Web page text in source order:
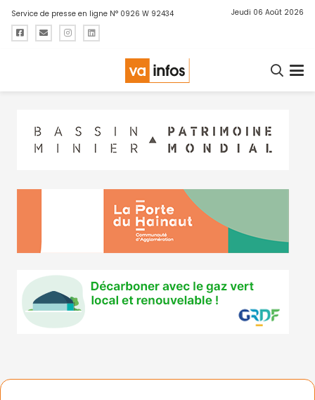
Service de presse en ligne N° 0926 W 92434 Jeudi 06 Août 2026